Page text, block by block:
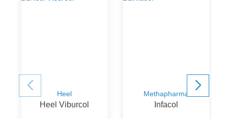
Heel
Heel Viburcol
Methapharma
Infacol